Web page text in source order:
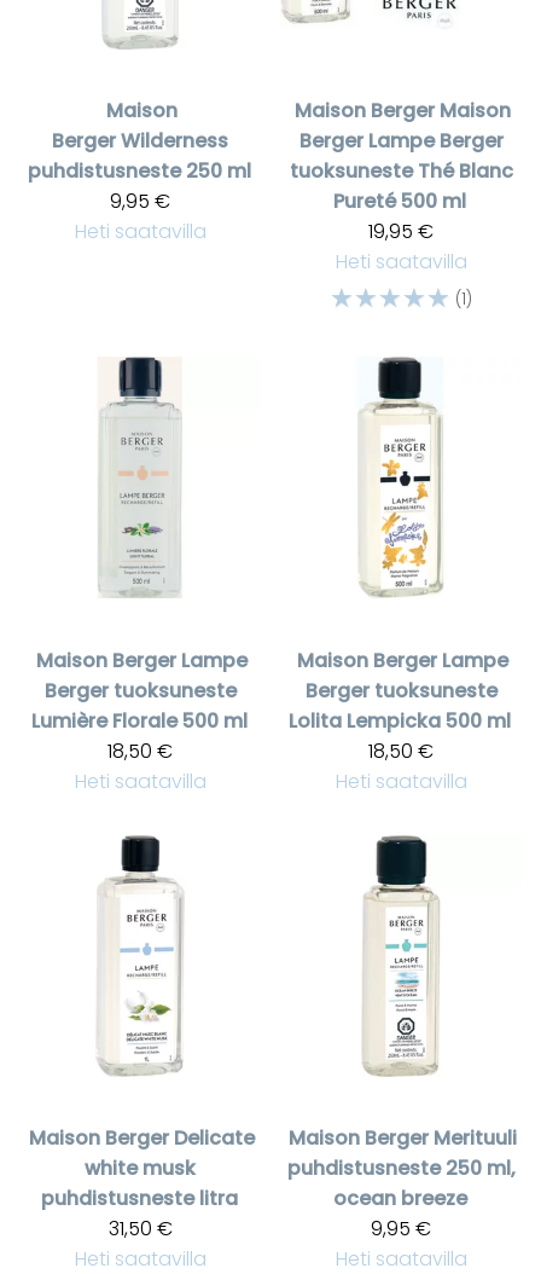
Maison
BergerWilderness
puhdistusneste 250 ml
9,95 €
Heti saatavilla
Maison Berger Maison
Berger Lampe Berger
tuoksuneste Thé Blanc
Pureté 500 ml
19,95 €
Heti saatavilla
☆☆☆☆☆ (1)
Maison Berger Lampe
Berger tuoksuneste
Lumière Florale 500 ml
18,50 €
Heti saatavilla
Maison Berger Lampe
Berger tuoksuneste
Lolita Lempicka 500 ml
18,50 €
Heti saatavilla
Maison Berger Delicate
white musk
puhdistusneste litra
31,50 €
Heti saatavilla
Maison Berger Merituuli
puhdistusneste 250 ml,
ocean breeze
9,95 €
Heti saatavilla